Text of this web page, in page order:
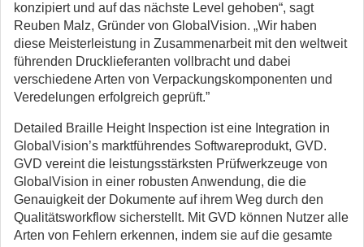
konzipiert und auf das nächste Level gehoben“, sagt
Reuben Malz, Gründer von GlobalVision. „Wir haben
diese Meisterleistung in Zusammenarbeit mit den weltweit
führenden Drucklieferanten vollbracht und dabei
verschiedene Arten von Verpackungskomponenten und
Veredelungen erfolgreich geprüft.”
Detailed Braille Height Inspection ist eine Integration in
GlobalVision’s marktführendes Softwareprodukt, GVD.
GVD vereint die leistungsstärksten Prüfwerkzeuge von
GlobalVision in einer robusten Anwendung, die die
Genauigkeit der Dokumente auf ihrem Weg durch den
Qualitätsworkflow sicherstellt. Mit GVD können Nutzer alle
Arten von Fehlern erkennen, indem sie auf die gesamte